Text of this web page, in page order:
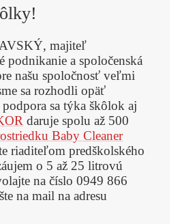
majiteľ
podnikanie a spoločenská
našu spoločnosť veľmi
sa rozhodli opäť
sa týka škôlok aj
daruje spolu až 500
Baby Cleaner
riaditeľom predškolského
o 5 až 25 litrovú
na číslo0949 866
na mail na adresu